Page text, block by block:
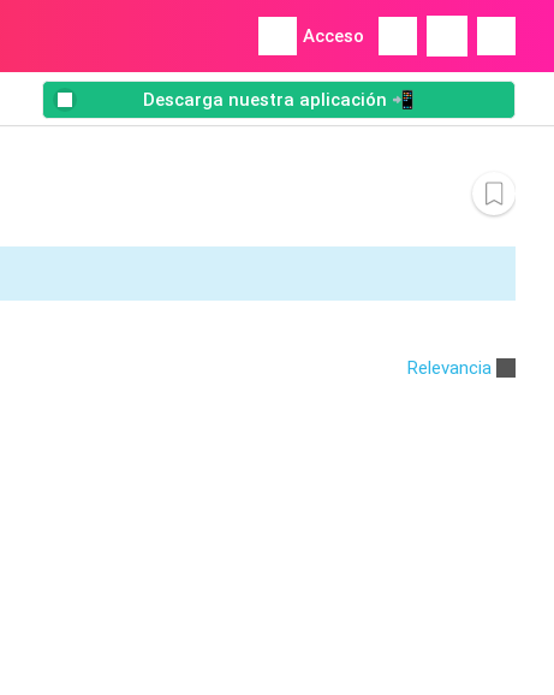
Acceso
Descarga nuestra aplicación 📲
Relevancia